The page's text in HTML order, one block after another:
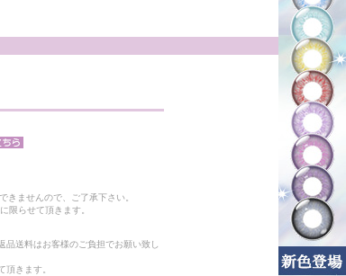
きませんので、ご了承下さい。
限らせて頂きます。
品送料はお客様のご負担でお願い致し
きます。